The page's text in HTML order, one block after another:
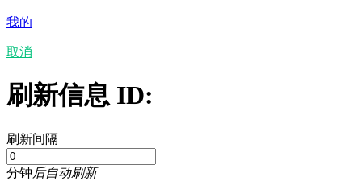
我的
取消
刷新信息 ID:
刷新间隔
分钟后自动刷新